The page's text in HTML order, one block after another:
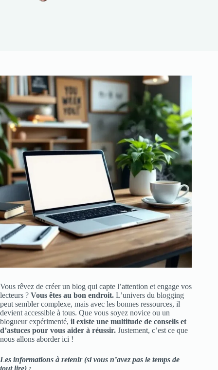
Vous rêvez de créer un blog qui capte l’attention et engage vos
lecteurs ? Vous êtes au bon endroit. L’univers du blogging
peut sembler complexe, mais avec les bonnes ressources, il
devient accessible à tous. Que vous soyez novice ou un
blogueur expérimenté, il existe une multitude de conseils et
d’astuces pour vous aider à réussir. Justement, c’est ce que
nous allons aborder ici !
Les informations à retenir (si vous n’avez pas le temps de
tout lire) :